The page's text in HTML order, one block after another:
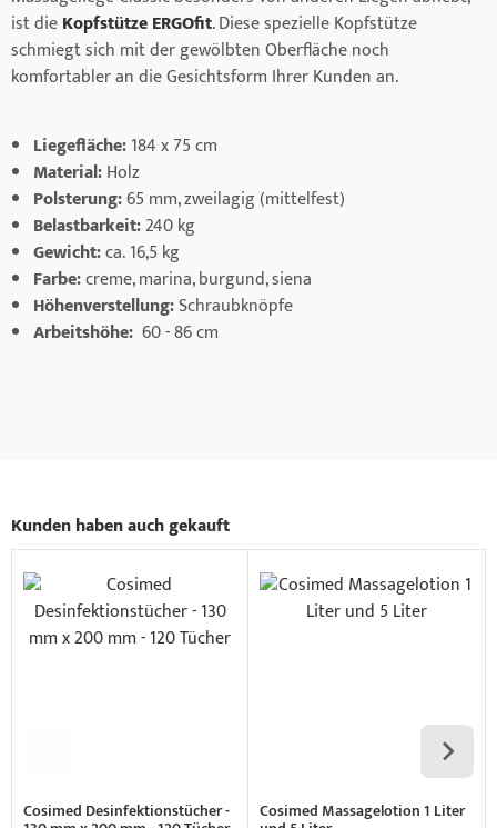
ist dieKopfstütze ERGOfit. Diese spezielle Kopfstütze
schmiegt sich mit der gewölbten Oberfläche noch
komfortabler an die Gesichtsform Ihrer Kunden an.
Liegefläche:184 x 75 cm
Material:Holz
Polsterung:65 mm, zweilagig (mittelfest)
Belastbarkeit:240 kg
Gewicht:ca.16,5 kg
Farbe:creme, marina, burgund, siena
Höhenverstellung:Schraubknöpfe
Arbeitshöhe: 60 - 86 cm
Kunden haben auch gekauft
Cosimed Desinfektionstücher - Cosimed Massagelotion 1 Liter